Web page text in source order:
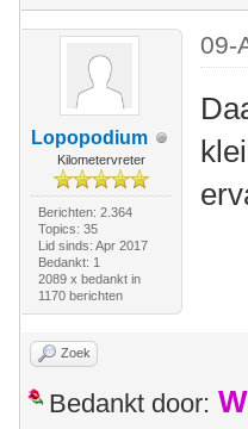
Lopopodium
Kilometervreter
Berichten: 2.364
Topics: 35
Lid sinds: Apr 2017
Bedankt: 1
2089 x bedankt in
1170 berichten
09-
Zoek
Bedankt door: